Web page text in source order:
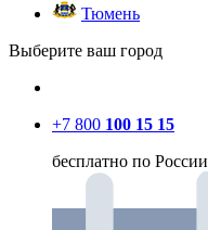
Тюмень
Выберите ваш город
+7 800 100 15 15
бесплатно по России